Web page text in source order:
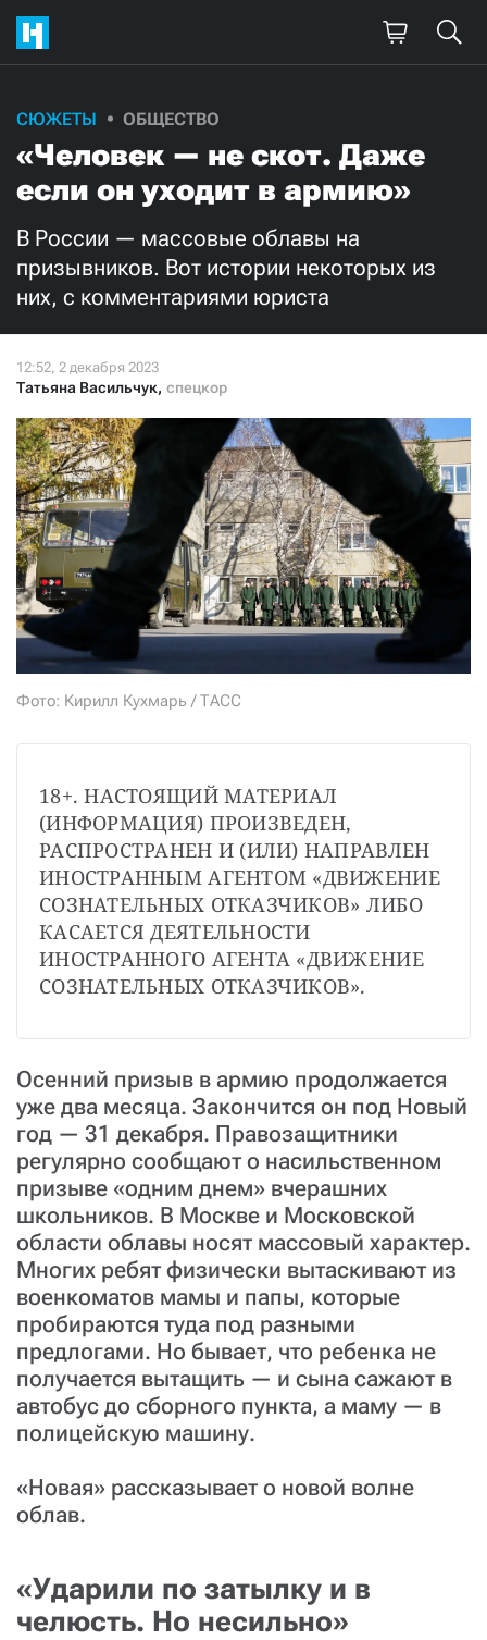
СЮЖЕТЫ ОБЩЕСТВО
«Человек — не скот. Даже
если он уходит в армию»
В России — массовые облавы на
призывников. Вот истории некоторых из
них, с комментариями юриста
Татьяна Васильчук, спецкор
Фото: Кирилл Кухмарь / ТАСС
18+. НАСТОЯЩИЙ МАТЕРИАЛ
(ИНФОРМАЦИЯ) ПРОИЗВЕДЕН,
РАСПРОСТРАНЕН И (ИЛИ) НАПРАВЛЕН
ИНОСТРАННЫМ АГЕНТОМ «ДВИЖЕНИЕ
СОЗНАТЕЛЬНЫХ ОТКАЗЧИКОВ» ЛИБО
КАСАЕТСЯ ДЕЯТЕЛЬНОСТИ
ИНОСТРАННОГО АГЕНТА «ДВИЖЕНИЕ
СОЗНАТЕЛЬНЫХ ОТКАЗЧИКОВ».
Осенний призыв в армию продолжается
уже два месяца. Закончится он под Новый
год — 31 декабря. Правозащитники
регулярно сообщают о насильственном
призыве «одним днем» вчерашних
школьников. В Москве и Московской
области облавы носят массовый характер.
Многих ребят физически вытаскивают из
военкоматов мамы и папы, которые
пробираются туда под разными
предлогами. Но бывает, что ребенка не
получается вытащить — и сына сажают в
автобус до сборного пункта, а маму — в
полицейскую машину.
«Новая» рассказывает о новой волне
облав.
«Ударили по затылку и в
челюсть. Но несильно»
Поддержите
нашу работу!
Ежемесячно Разово
3000 1000
Нажимая кнопку «Стать соучастником»,
я принимаю условия и подтверждаю свое гражданство РФ
СТАТЬ СОУЧАСТНИКОМ
ПОДЕЛИТЬСЯ С ДРУЗЬЯМИ
Если у вас есть вопросы, пишите donate@novayagazeta.ru
звоните:
+7 (929) 612-03-68